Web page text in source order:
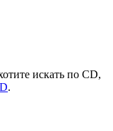
искать по CD,
.